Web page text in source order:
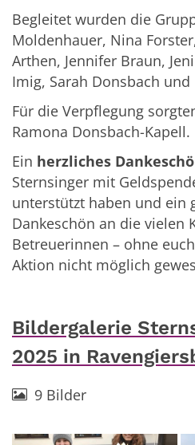
Begleitet wurden die
Moldenhauer, Nina
Arthen, Jennifer Braun,
Imig, Sarah Donsbach und
Für die Verpflegung
Ramona Donsbach-Kapell.
Ein herzliches
Sternsinger mit
unterstützt haben und ein
Dankeschön an die vielen
Betreuerinnen – ohne
Aktion nicht möglich
Bildergalerie
2025 in
9 Bilder